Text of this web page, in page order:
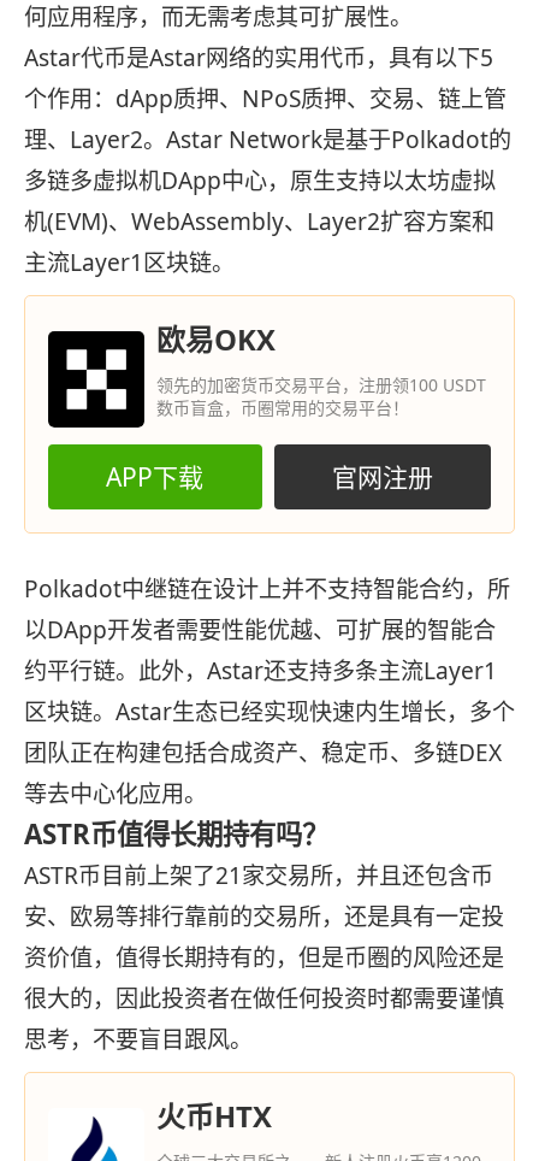
何应用程序，而无需考虑其可扩展性。
Astar代币是Astar网络的实用代币，具有以下5
个作用：dApp质押、NPoS质押、交易、链上管
理、Layer2。Astar Network是基于Polkadot的
多链多虚拟机DApp中心，原生支持以太坊虚拟
机(EVM)、WebAssembly、Layer2扩容方案和
主流Layer1区块链。
欧易OKX
领先的加密货币交易平台，注册领100 USDT
数币盲盒，币圈常用的交易平台！
APP下载 官网注册
Polkadot中继链在设计上并不支持智能合约，所
以DApp开发者需要性能优越、可扩展的智能合
约平行链。此外，Astar还支持多条主流Layer1
区块链。Astar生态已经实现快速内生增长，多个
团队正在构建包括合成资产、稳定币、多链DEX
等去中心化应用。
ASTR币值得长期持有吗？
ASTR币目前上架了21家交易所，并且还包含币
安、欧易等排行靠前的交易所，还是具有一定投
资价值，值得长期持有的，但是币圈的风险还是
很大的，因此投资者在做任何投资时都需要谨慎
思考，不要盲目跟风。
火币HTX